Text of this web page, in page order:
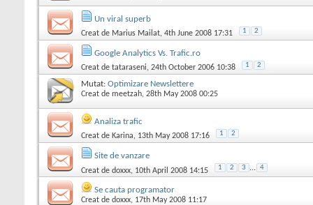
Un viral superb
Creat de Marius Mailat, 4th June 2008 17:31 1 2
Google Analytics Vs. Trafic.ro
Creat de tataraseni, 24th October 2006 10:38 1 2
Mutat: Optimizare Newslettere
Creat de meetzah, 28th May 2008 00:25
Analiza trafic
Creat de Karina, 13th May 2008 17:16 1 2
Site de vanzare
Creat de doxxx, 10th April 2008 14:15 1 2 3 ... 4
Se cauta programator
Creat de doxxx, 17th May 2008 11:17